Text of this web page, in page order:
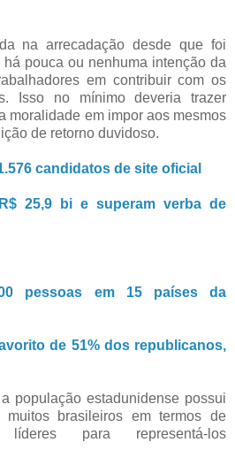
na arrecadação desde que foi
pouca ou nenhuma intenção da
em contribuir com os
Isso no mínimo deveria trazer
moralidade em impor aos mesmos
de retorno duvidoso.
candidatos de site oficial
25,9 bi e superam verba de
pessoas em 15 países da
de 51% dos republicanos,
população estadunidense possui
muitos brasileiros em termos de
líderes para representá-los